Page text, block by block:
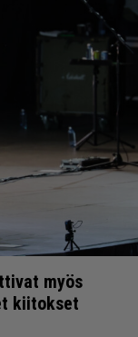
myös
kiitokset